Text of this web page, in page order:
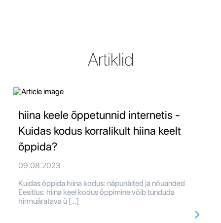
Artiklid
hiina keele õppetunnid internetis -
Kuidas kodus korralikult hiina keelt
õppida?
09.08.2023
Kuidas õppida hiina kodus: näpunäited ja nõuanded
Eesitlus: hiina keel kodus õppimine võib tunduda
hirmuäratava ü […]